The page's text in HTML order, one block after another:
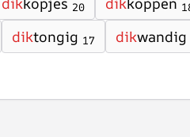
20
diktongig 17 dikwandig